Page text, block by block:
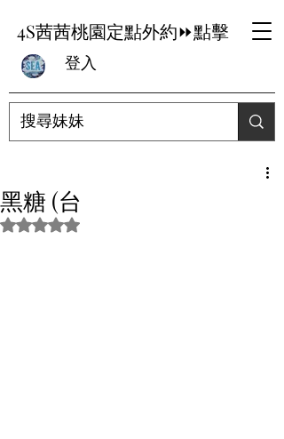
4S茜茜桃園定點外約⏩點擊
登入
黑糖 (台
評等為 NaN（最高為 5 顆星）。